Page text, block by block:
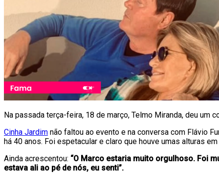
Na passada terça-feira, 18 de março, Telmo Miranda, deu um
Cinha Jardim não faltou ao evento e na conversa com Flávio
há 40 anos. Foi espetacular e claro que houve umas alturas
Ainda acrescentou: “O Marco estaria muito orgulhoso. Foi
estava ali ao pé de nós, eu senti”.